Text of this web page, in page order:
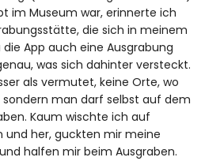
im Museum war, erinnerte ich
die sich in meinem
App auch eine Ausgrabung
was sich dahinter versteckt.
als vermutet, keine Orte, wo
sondern man darf selbst auf dem
Kaum wischte ich auf
her, guckten mir meine
halfen mir beim Ausgraben.